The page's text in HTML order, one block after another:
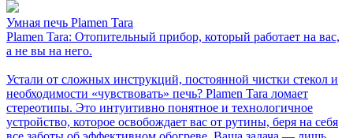
Умная печь Plamen Tara
Plamen Tara: Отопительный прибор, который работает на вас,
а не вы на него.
Устали от сложных инструкций, постоянной чистки стекол и
необходимости «чувствовать» печь? Plamen Tara ломает
стереотипы. Это интуитивно понятное и технологичное
устройство, которое освобождает вас от рутины, беря на себя